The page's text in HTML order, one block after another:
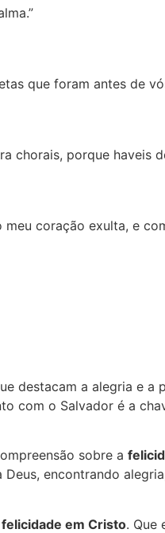
que foram antes de
chorais, porque haveis
meu coração exulta, e
destacam a alegria e a
com o Salvador é a
sobre a
encontrando
felicidade em Cristo. Que